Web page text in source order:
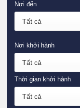
Nơi đến
Nơi khởi hành
Thời gian khởi hành